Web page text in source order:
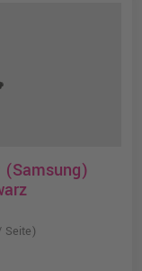
(Samsung)
Seite)